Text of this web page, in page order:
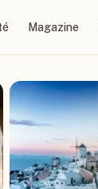
Magazine